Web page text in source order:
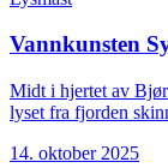
Vannkunsten
Midt i hjertet av
lyset fra fjorden
14. oktober 2025